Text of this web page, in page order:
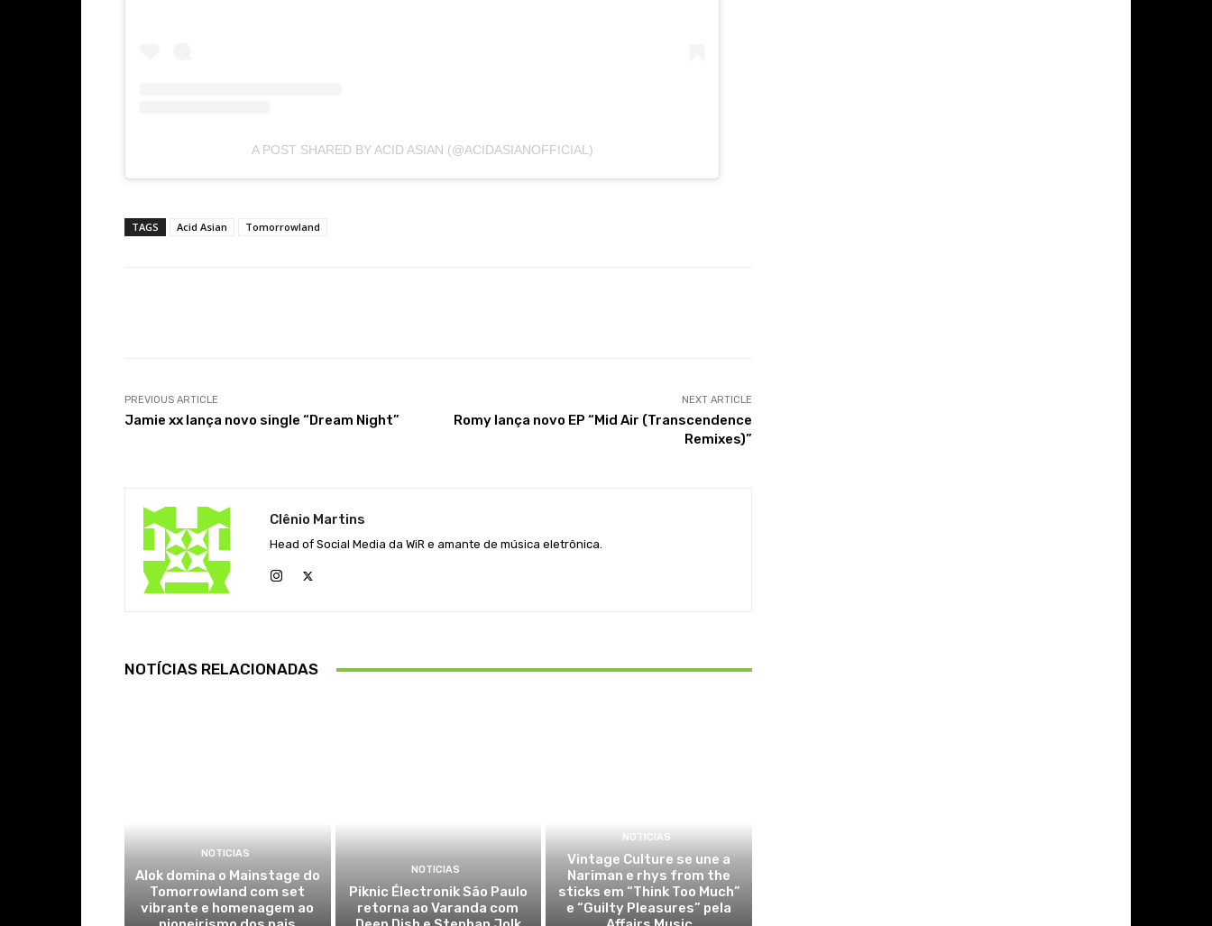
A POST SHARED BY ACID ASIAN (@ACIDASIANOFFICIAL)
TAGS Acid Asian Tomorrowland
PREVIOUS ARTICLE
Jamie xx lança novo single “Dream Night”
NEXT ARTICLE
Romy lança novo EP “Mid Air (Transcendence
Remixes)”
Clênio Martins
Head of Social Media da WiR e amante de música eletrônica.
NOTÍCIAS RELACIONADAS
NOTICIAS
Alok domina o Mainstage do
Tomorrowland com set
vibrante e homenagem ao
NOTICIAS
Piknic Électronik São Paulo
retorna ao Varanda com
NOTICIAS
Vintage Culture se une a
Nariman e rhys from the
sticks em “Think Too Much”
e “Guilty Pleasures” pela